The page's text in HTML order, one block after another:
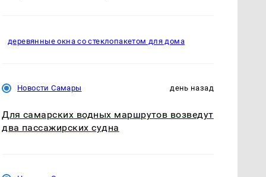
деревянные окна со стеклопакетом для дома
Новости Самары день назад
Для самарских водных маршрутов возведут
два пассажирских судна